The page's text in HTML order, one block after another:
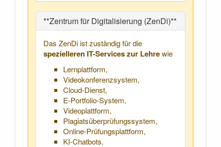
**Zentrum für Digitalisierung (ZenDi)**
Das ZenDi ist zuständig für die
spezielleren IT-Services zur Lehrewie
Lernplattform,
Videokonferenzsystem,
Cloud-Dienst,
E-Portfolio-System,
Videoplattform,
Plagiatsüberprüfungssystem,
Online-Prüfungsplattform,
KI-Chatbots.